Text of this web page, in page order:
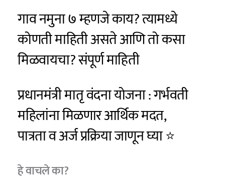
गाव नमुना ७ म्हणजे काय? त्यामध्ये
कोणती माहिती असते आणि तो कसा
मिळवायचा? संपूर्ण माहिती
प्रधानमंत्री मातृ वंदना योजना : गर्भवती
महिलांना मिळणार आर्थिक मदत,
पात्रता व अर्ज प्रक्रिया जाणून घ्या ⭐
हे वाचले का?